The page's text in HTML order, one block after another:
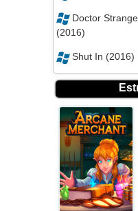
Doctor
(2016)
Shut In (2016)